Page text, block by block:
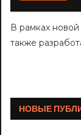
В рамках
также
НОВЫЕ